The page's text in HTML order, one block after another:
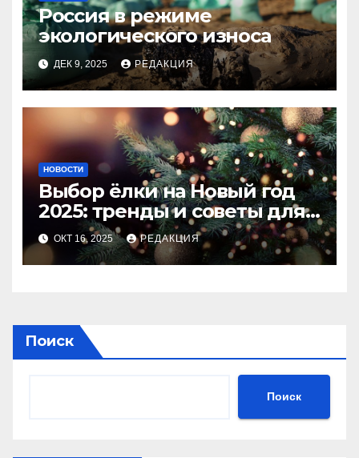
Россия в режиме
экологического износа
ДЕК 9, 2025 РЕДАКЦИЯ
НОВОСТИ
Выбор ёлки на Новый год
2025: тренды и советы для
идеального праздника
ОКТ 16, 2025 РЕДАКЦИЯ
Поиск
Поиск